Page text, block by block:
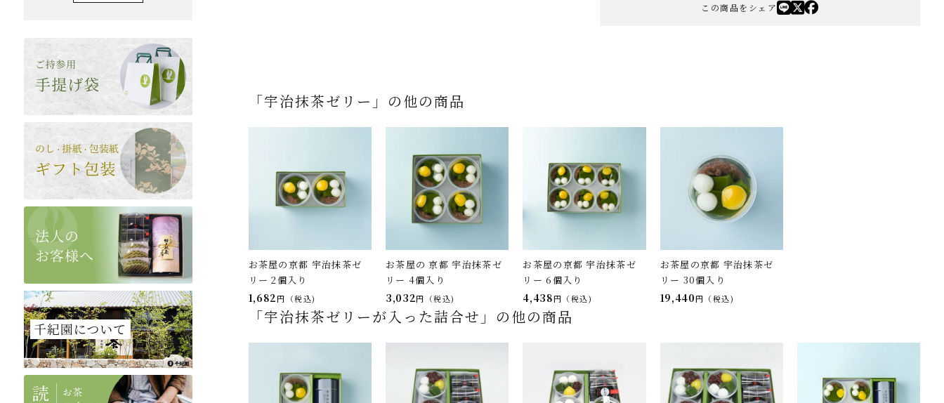
この商品をシェア
「宇治抹茶ゼリー」の他の商品
お茶屋の京都 宇治抹茶ゼ
リー 2個入り
1,682 税込
お茶屋の 京都 宇治抹茶ゼ
リー 4個入り
3,032 税込
お茶屋の京都 宇治抹茶ゼ
リー 6個入り
4,438 税込
お茶屋の京都 宇治抹茶ゼ
リー 30個入り
19,440 税込
「宇治抹茶ゼリーが入った詰合せ」の他の商品